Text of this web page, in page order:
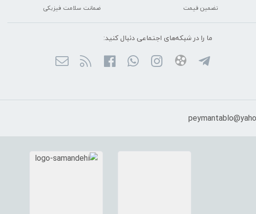
تضمین قیمت ضمانت سلامت فیزیکی
ما را در شبکه‌های اجتماعی دنبال کنید: